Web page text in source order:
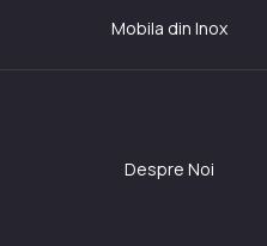
Mobila din Inox
Despre Noi